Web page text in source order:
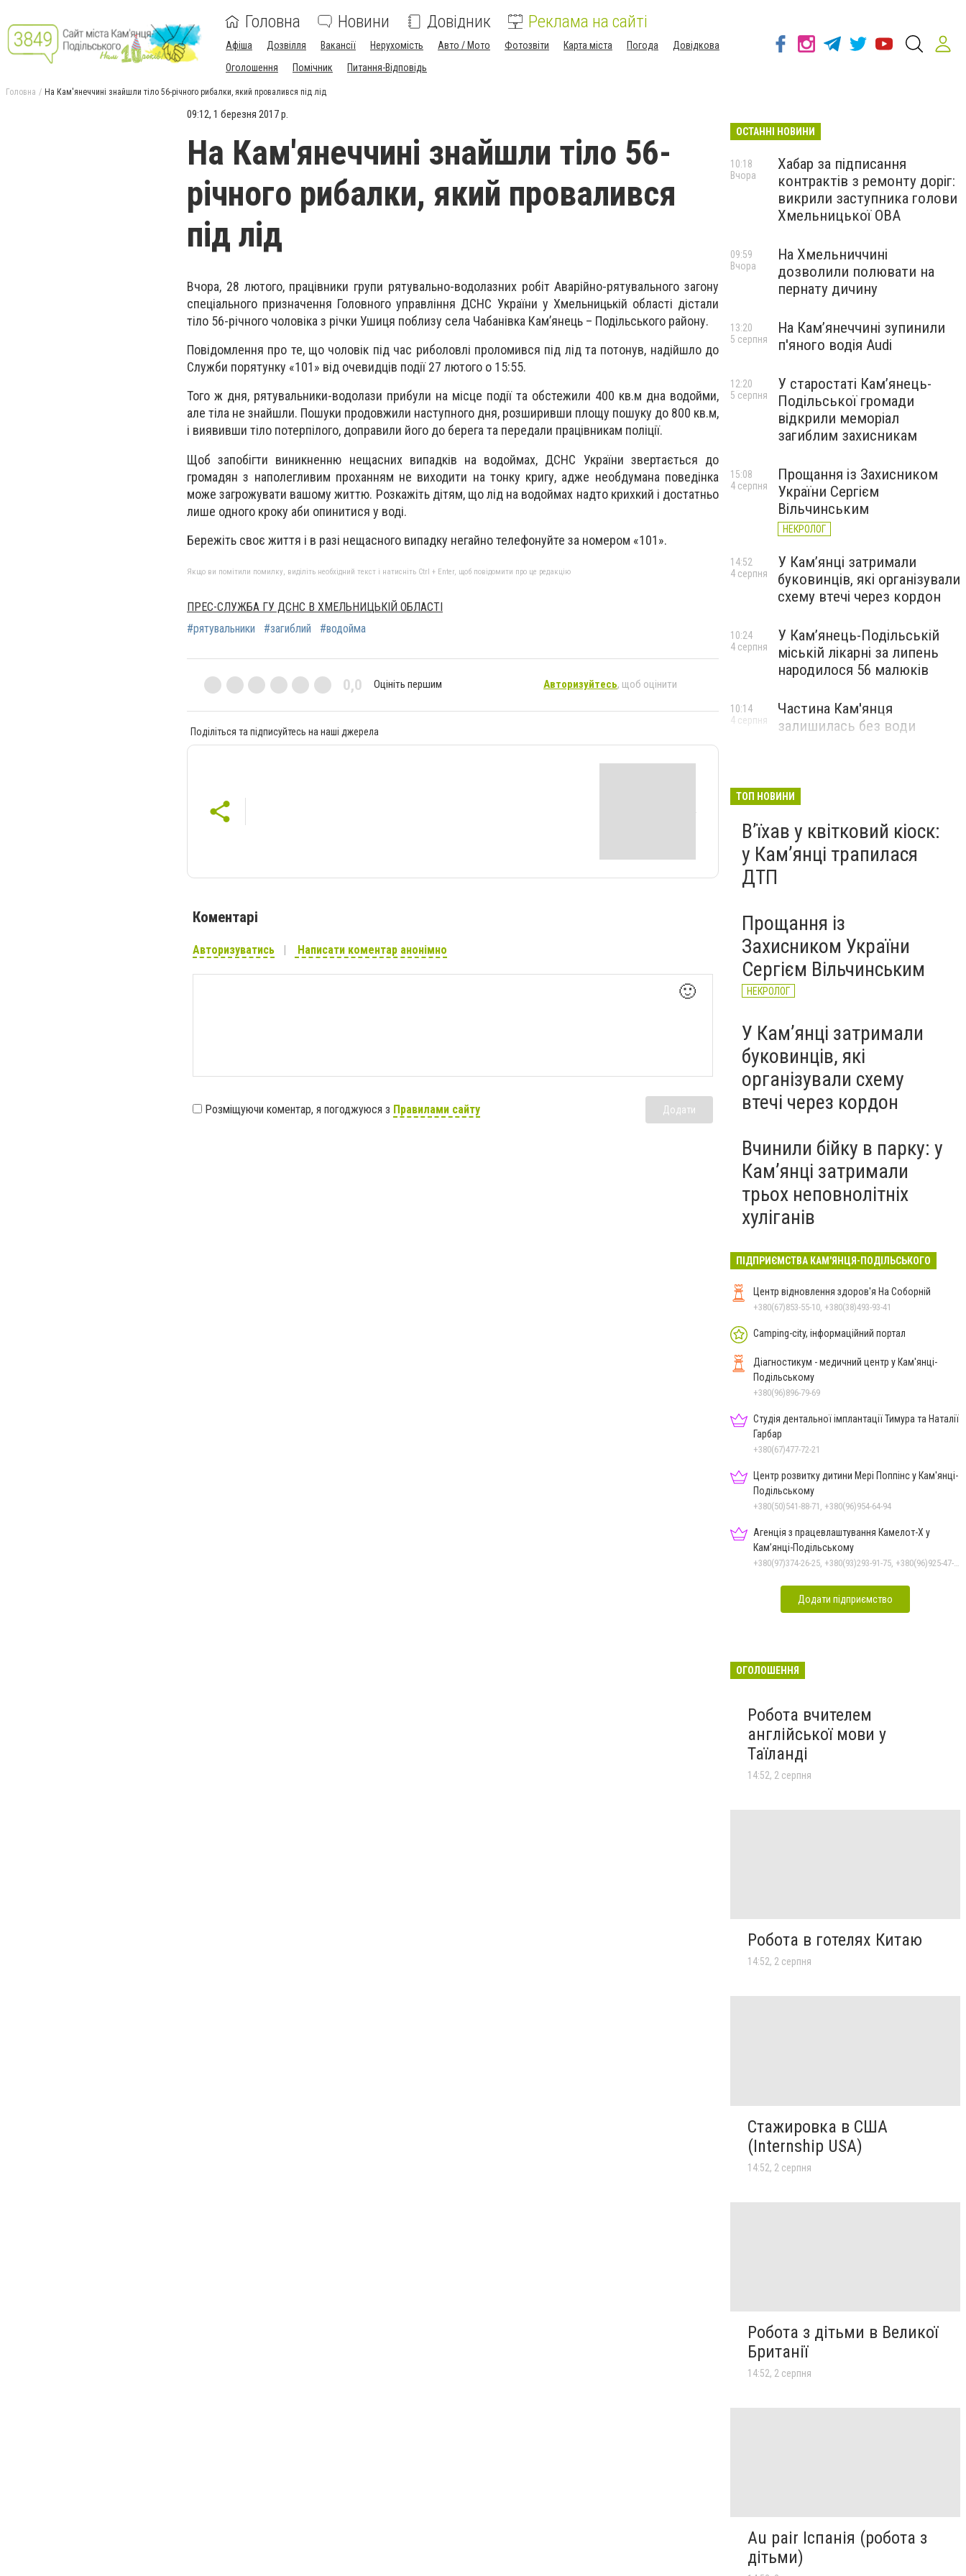
Головна Новини Довідник Реклама на сайті
Афіша Дозвілля Вакансії Нерухомість Авто / Мото Фотозвіти Карта міста Погода
Довідкова
Оголошення
Помічник Питання-Відповідь
Головна На Кам'янеччині знайшли тіло 56-річного рибалки, який провалився під лід
09:12, 1 березня 2017 р.
На Кам'янеччині знайшли тіло 56-
річного рибалки, який провалився
під лід
Вчора, 28 лютого, працівники групи рятувально-водолазних робіт Аварійно-рятувального загону
спеціального призначення Головного управління ДСНС України у Хмельницькій області дістали
тіло 56-річного чоловіка з річки Ушиця поблизу села Чабанівка Кам’янець – Подільського району.
Повідомлення про те, що чоловік під час риболовлі проломився під лід та потонув, надійшло до
Служби порятунку «101» від очевидців події 27 лютого о 15:55.
Того ж дня, рятувальники-водолази прибули на місце події та обстежили 400 кв.м дна водойми,
але тіла не знайшли. Пошуки продовжили наступного дня, розширивши площу пошуку до 800 кв.м,
і виявивши тіло потерпілого, доправили його до берега та передали працівникам поліції.
Щоб запобігти виникненню нещасних випадків на водоймах, ДСНС України звертається до
громадян з наполегливим проханням не виходити на тонку кригу, адже необдумана поведінка
може загрожувати вашому життю. Розкажіть дітям, що лід на водоймах надто крихкий і достатньо
лише одного кроку аби опинитися у воді.
Бережіть своє життя і в разі нещасного випадку негайно телефонуйте за номером «101».
Якщо ви помітили помилку, виділіть необхідний текст і натисніть Ctrl + Enter, щоб повідомити про це редакцію
ПРЕС-СЛУЖБА ГУ ДСНС В ХМЕЛЬНИЦЬКІЙ ОБЛАСТІ
#рятувальники
#загиблий #водойма
0,0 Оцініть першим Авторизуйтесь, щоб оцінити
Поділіться та підписуйтесь на наші джерела
Коментарі
Авторизуватись Написати коментар анонімно
🙂
Розміщуючи коментар, я погоджуюся з Правилами сайту Додати
ОСТАННІ НОВИНИ
Хабар за підписання
контрактів з ремонту доріг:
викрили заступника голови
Хмельницької ОВА
10:18
Вчора
На Хмельниччині
дозволили полювати на
пернату дичину
09:59
Вчора
На Камʼянеччині зупинили
п'яного водія Audi
13:20
5 серпня
У старостаті Кам’янець-
Подільської громади
відкрили меморіал
загиблим захисникам
12:20
5 серпня
Прощання із Захисником
України Сергієм
Вільчинським
НЕКРОЛОГ
15:08
4 серпня
У Кам’янці затримали
буковинців, які організували
схему втечі через кордон
14:52
4 серпня
У Кам’янець-Подільській
міській лікарні за липень
народилося 56 малюків
10:24
4 серпня
Частина Кам'янця
залишилась без води
10:14
4 серпня
ТОП НОВИНИ
Вʼїхав у квітковий кіоск:
у Камʼянці трапилася
ДТП
Прощання із
Захисником України
Сергієм Вільчинським
НЕКРОЛОГ
У Кам’янці затримали
буковинців, які
організували схему
втечі через кордон
Вчинили бійку в парку: у
Кам’янці затримали
трьох неповнолітніх
хуліганів
ПІДПРИЄМСТВА КАМ'ЯНЦЯ-ПОДІЛЬСЬКОГО
Центр відновлення здоров'я На Соборній
+380(67)853-55-10, +380(38)493-93-41
Camping-city, інформаційний портал
Діагностикум - медичний центр у Кам'янці-
Подільському
+380(96)896-79-69
Студія дентальної імплантації Тимура та Наталії
Гарбар
+380(67)477-72-21
Центр розвитку дитини Мері Поппінс у Кам'янці-
Подільському
+380(50)541-88-71, +380(96)954-64-94
Агенція з працевлаштування Камелот-Х у
Кам’янці-Подільському
+380(97)374-26-25, +380(93)293-91-75, +380(96)925-47-71, +380(73)327-54-83
Додати підприємство
ОГОЛОШЕННЯ
Робота вчителем
англійської мови у
Таїланді
14:52, 2 серпня
Робота в готелях Китаю
14:52, 2 серпня
Стажировка в США
(Internship USA)
14:52, 2 серпня
Робота з дітьми в Великої
Британії
14:52, 2 серпня
Au pair Іспанія (робота з
дітьми)